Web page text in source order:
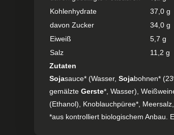
Kohlenhydrate
37,0 g
davon Zucker
34,0 g
Eiweiß
5,7 g
Salz
11,2 g
Zutaten
Sojasauce* (Wasser,Sojabohnen*
gemälzteGerste*, Wasser),
(Ethanol), Knoblauchpüree*,
*aus kontrolliert biologischem Anbau.